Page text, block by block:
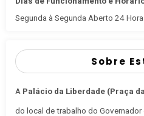
Segunda à Segunda Aberto 24
Sobre
A Palácio da Liberdade (Praça
do local de trabalho do Governador